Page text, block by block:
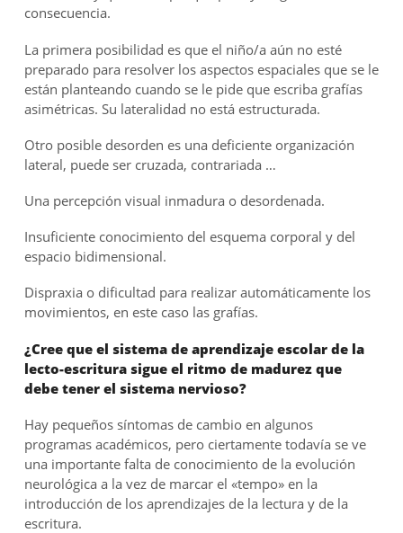
consecuencia.
La primera posibilidad es que el niño/a aún no esté
preparado para resolver los aspectos espaciales que se le
están planteando cuando se le pide que escriba grafías
asimétricas. Su lateralidad no está estructurada.
Otro posible desorden es una deficiente organización
lateral, puede ser cruzada, contrariada …
Una percepción visual inmadura o desordenada.
Insuficiente conocimiento del esquema corporal y del
espacio bidimensional.
Dispraxia o dificultad para realizar automáticamente los
movimientos, en este caso las grafías.
¿Cree que el sistema de aprendizaje escolar de la
lecto-escritura sigue el ritmo de madurez que
debe tener el sistema nervioso?
Hay pequeños síntomas de cambio en algunos
programas académicos, pero ciertamente todavía se ve
una importante falta de conocimiento de la evolución
neurológica a la vez de marcar el «tempo» en la
introducción de los aprendizajes de la lectura y de la
escritura.